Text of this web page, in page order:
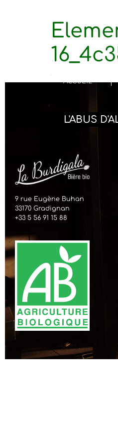
ACCUEIL
L'ABUS
9 rue Eugène Buhan
33170 Gradignan
+33 5 56 91 15 88